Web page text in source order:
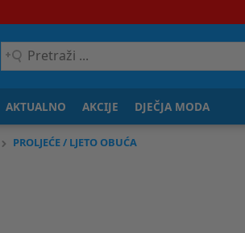
Pretraži
...
AKTUALNO AKCIJE DJEČJA MODA
PROLJEĆE / LJETO OBUĆA